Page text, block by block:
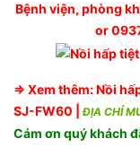
Bệnh viện, phòng
or
⇒ Xem thêm:Nồi
SJ-FW60 |ĐỊA CHỈ
Cám ơn quý khách